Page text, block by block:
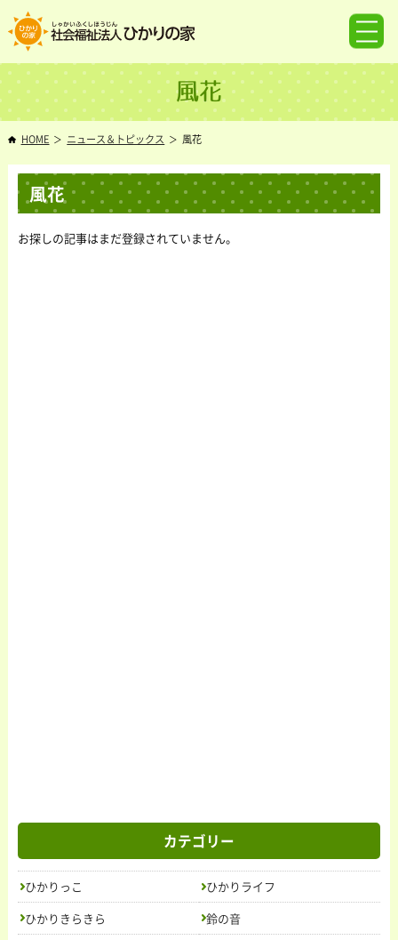
風花
HOME ニュース＆トピックス 風花
カテゴリー
ひかりっこ
ひかりライフ
ひかりきらきら
鈴の音
風花
お探しの記事はまだ登録されていません。